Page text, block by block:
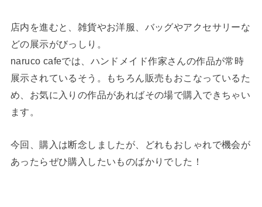
店内を進むと、雑貨やお洋服、バッグやアクセサリーな
どの展示がびっしり。
naruco cafeでは、ハンドメイド作家さんの作品が常時
展示されているそう。もちろん販売もおこなっているた
め、お気に入りの作品があればその場で購入できちゃい
ます。
今回、購入は断念しましたが、どれもおしゃれで機会が
あったらぜひ購入したいものばかりでした！